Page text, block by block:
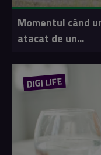
Momentul când
atacat de un...
DIGI LIFE